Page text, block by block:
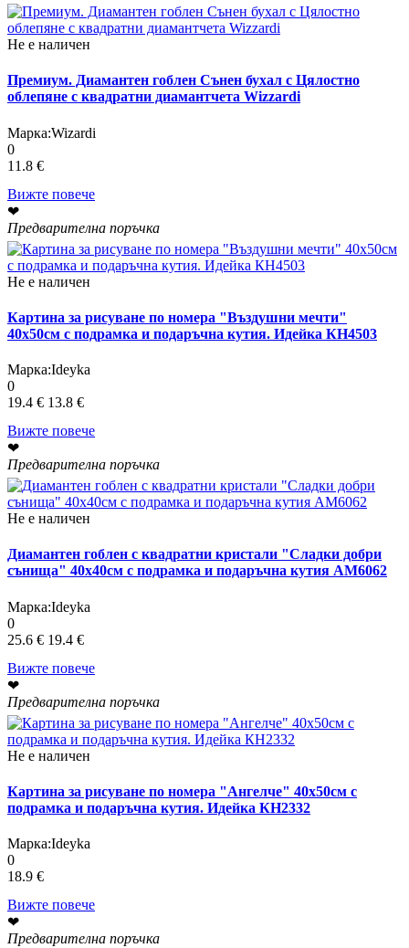
Не е наличен
Премиум. Диамантен гоблен Сънен бухал с Цялостно
облепяне с квадратни диамантчета Wizzardi
Марка:Wizardi
0
11.8 €
Вижте повече
❤
Предварителна поръчка
Не е наличен
Картина за рисуване по номера "Въздушни мечти"
40х50см с подрамка и подаръчна кутия. Идейка КН4503
Марка:Ideyka
0
19.4 € 13.8 €
Вижте повече
❤
Предварителна поръчка
Не е наличен
Диамантен гоблен с квадратни кристали "Сладки добри
сънища" 40х40см с подрамка и подаръчна кутия АМ6062
Марка:Ideyka
0
25.6 € 19.4 €
Вижте повече
❤
Предварителна поръчка
Не е наличен
Картина за рисуване по номера "Ангелче" 40х50см с
подрамка и подаръчна кутия. Идейка КН2332
Марка:Ideyka
0
18.9 €
Вижте повече
❤
Предварителна поръчка